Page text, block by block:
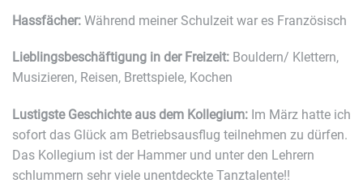
Hassfächer: Während meiner Schulzeit war es Französisch
Lieblingsbeschäftigung in der Freizeit: Bouldern/ Klettern,
Musizieren, Reisen, Brettspiele, Kochen
Lustigste Geschichte aus dem Kollegium: Im März hatte ich
sofort das Glück am Betriebsausflug teilnehmen zu dürfen.
Das Kollegium ist der Hammer und unter den Lehrern
schlummern sehr viele unentdeckte Tanztalente!!